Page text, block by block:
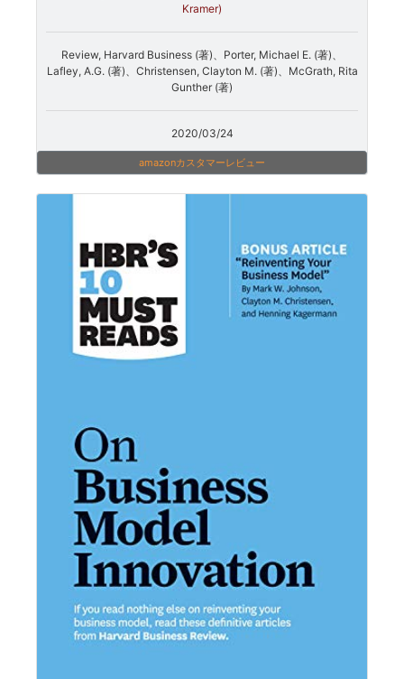
Kramer)
Review, Harvard Business (著)、Porter, Michael E. (著)、
Lafley, A.G. (著)、Christensen, Clayton M. (著)、McGrath, Rita
Gunther (著)
2020/03/24
amazonカスタマーレビュー